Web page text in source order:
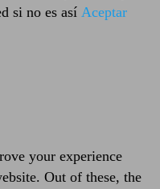
si no es así Aceptar
your experience
Out of these, the